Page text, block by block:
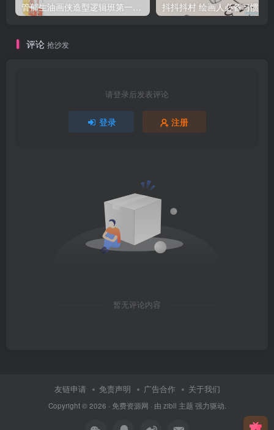
管郁生油画侠造型逻辑班第一期2019年5月【高清不缺课】
评论 抢沙发
请登录后发表评论
登录 注册
暂无评论内容
友链申请 免责声明 广告合作 关于我们
Copyright © 2026 · 免费资源网 · 由 zibll 主题 强力驱动.